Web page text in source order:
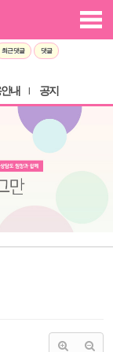
최근 댓글 댓글
내 공지